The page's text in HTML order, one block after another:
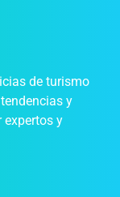
de turismo
y
expertos y